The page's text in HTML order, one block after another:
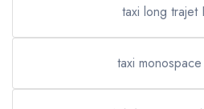
taxi long trajet
taxi